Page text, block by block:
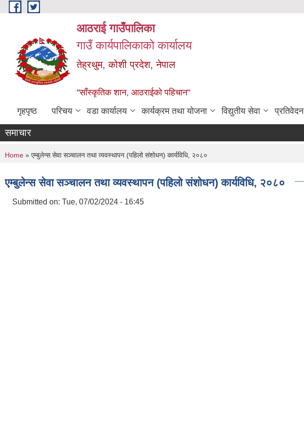
Skip to main content
आठराई गाउँपालिका
गाउँ कार्यपालिकाको कार्यालय
तेह्रथुम, कोशी प्रदेश, नेपाल
"साँस्कृतिक शान, आठराईको पहिचान"
गृहपृष्ठ परिचय वडा कार्यालय कार्यक्रम तथा योजना विद्युतीय सेवा प्रतिवेदन
समाचार
You are here
Home » एम्बुलेन्स सेवा सञ्चालन तथा व्यवस्थापन (पहिलो संशोधन) कार्यविधि, २०८०
एम्बुलेन्स सेवा सञ्चालन तथा व्यवस्थापन (पहिलो संशोधन) कार्यविधि, २०८०
Submitted on: Tue, 07/02/2024 - 16:45